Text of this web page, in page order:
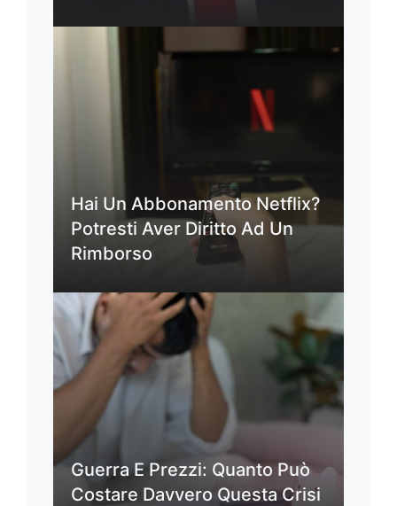
Hai Un Abbonamento Netflix?
Potresti Aver Diritto Ad Un
Rimborso
Guerra E Prezzi: Quanto Può
Costare Davvero Questa Crisi